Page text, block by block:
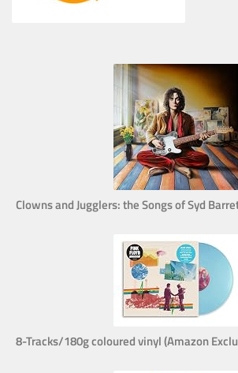
Clowns and Jugglers: the Songs of Syd
8-Tracks/180g coloured vinyl (Amazon